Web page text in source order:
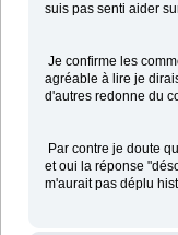
suis pas senti aider
Je confirme les
agréable à lire je
d'autres redonne du
Par contre je doute
et oui la réponse
m'aurait pas déplu